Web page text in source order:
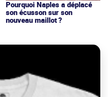
Pourquoi Naples a déplacé
son écusson sur son
nouveau maillot ?